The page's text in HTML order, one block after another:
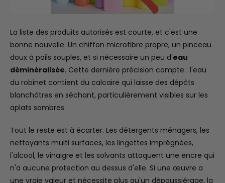
La liste des produits autorisés est courte, et c'est une
bonne nouvelle. Un chiffon microfibre propre, un pinceau
doux à poils souples, et si nécessaire un peu d'eau
déminéralisée. Cette dernière précision compte : l'eau
du robinet contient du calcaire qui laisse des dépôts
blanchâtres en séchant, particulièrement visibles sur les
aplats sombres.
Tout le reste est à écarter. Les détergents ménagers, les
nettoyants multi surfaces, les lingettes imprégnées,
l'alcool, le vinaigre et les solvants attaquent une encre qui
n'a aucune protection au dessus d'elle. Si une œuvre a
une vraie valeur et nécessite plus qu'un dépoussiérage, la